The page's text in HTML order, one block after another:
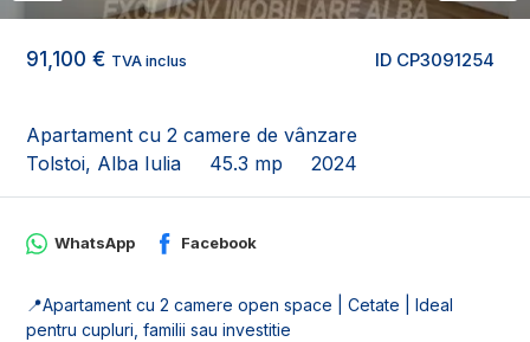
ID CP3091254
91,100 € TVA inclus
Apartament cu 2 camere de vânzare
Tolstoi, Alba Iulia
45.3 mp 2024
WhatsApp Facebook
📍Apartament cu 2 camere open space | Cetate | Ideal
pentru cupluri, familii sau investitie